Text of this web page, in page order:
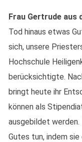
Frau Gertrude aus
Tod hinaus etwas
sich, unsere
Hochschule
berücksichtigte.
bringt heute ihr
können als
ausgebildet
Gutes tun, indem